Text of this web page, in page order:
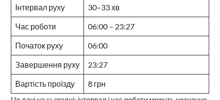
Інтервал руху 30–33 хв
Час роботи 06:00 – 23:27
Початок руху 06:00
Завершення руху 23:27
Вартість проїзду 8 грн